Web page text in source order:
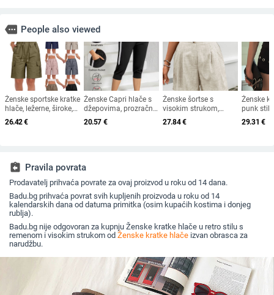
more People also viewed
Ženske sportske kratke
hlače, ležerne, široke,
jednobojne, visokog
struka, s vezicama,
26.42€
Ženske Capri hlače s
džepovima, prozračni
materijal, casual
sportski stil, kapri
20.57 €
Ženske šortse s
visokim strukom,
straight kroj, poliester
≥95%, duljina 3/4,
27.84€
Ženske
punk
95%
29.31 €
assignment_return Pravila povrata
Prodavatelj prihvaća povrate za ovaj proizvod u roku od 14 dana.
Badu.bg prihvaća povrat svih kupljenih proizvoda u roku od 14
kalendarskih dana od datuma primitka (osim kupaćih kostima i donjeg
rublja).
Badu.bg nije odgovoran za kupnju Ženske kratke hlače u retro stilu s
remenom i visokim strukom od Ženske kratke hlače izvan obrasca za
narudžbu.